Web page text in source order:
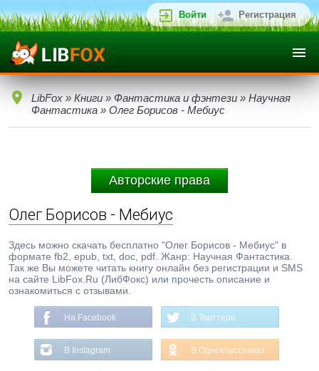
Войти Регистрация
LibFox » Книги » Фантастика и фэнтези » Научная
Фантастика » Олег Борисов - Мебиус
Авторские права
Олег Борисов - Мебиус
Здесь можно скачать бесплатно "Олег Борисов - Мебиус" в
формате fb2, epub, txt, doc, pdf. Жанр: Научная Фантастика.
Так же Вы можете читать книгу онлайн без регистрации и SMS
на сайте LibFox.Ru (ЛибФокс) или прочесть описание и
ознакомиться с отзывами.
На Facebook В Твиттере
В Instagram В Одноклассниках